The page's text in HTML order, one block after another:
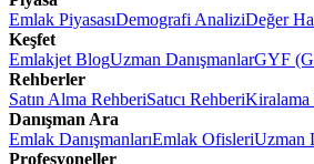
Emlak PiyasasıDemografi AnaliziDeğer
Keşfet
Emlakjet BlogUzman DanışmanlarGYF
Rehberler
Satın Alma RehberiSatıcı RehberiKiralama
Danışman Ara
Emlak DanışmanlarıEmlak OfisleriUzman
Profesyoneller